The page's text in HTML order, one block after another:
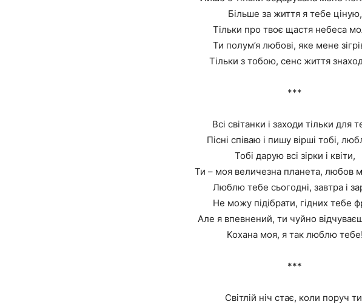
Більше за життя я тебе ціную,
Тільки про твоє щастя небеса
Ти полум’я любові, яке мене
Тільки з тобою, сенс життя
***
Всі світанки і заходи тільки для
Пісні співаю і пишу вірші тобі,
Тобі дарую всі зірки і квіти,
Ти – моя величезна планета, любов
Люблю тебе сьогодні, завтра і
Не можу підібрати, гідних тебе
Але я впевнений, ти чуйно
Кохана моя, я так люблю тебе!
***
Світлій ніч стає, коли поруч